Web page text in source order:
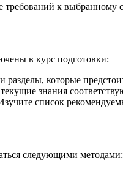
к
в курс подготовки:
которые
знания
список
следующими методами: